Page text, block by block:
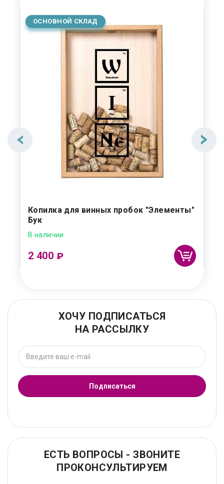
ОСНОВНОЙ СКЛАД
Копилка для винных пробок "Элементы"
Бук
В наличии
2 400 ₽
ХОЧУ ПОДПИСАТЬСЯ
НА РАССЫЛКУ
Подписаться
ЕСТЬ ВОПРОСЫ - ЗВОНИТЕ
ПРОКОНСУЛЬТИРУЕМ